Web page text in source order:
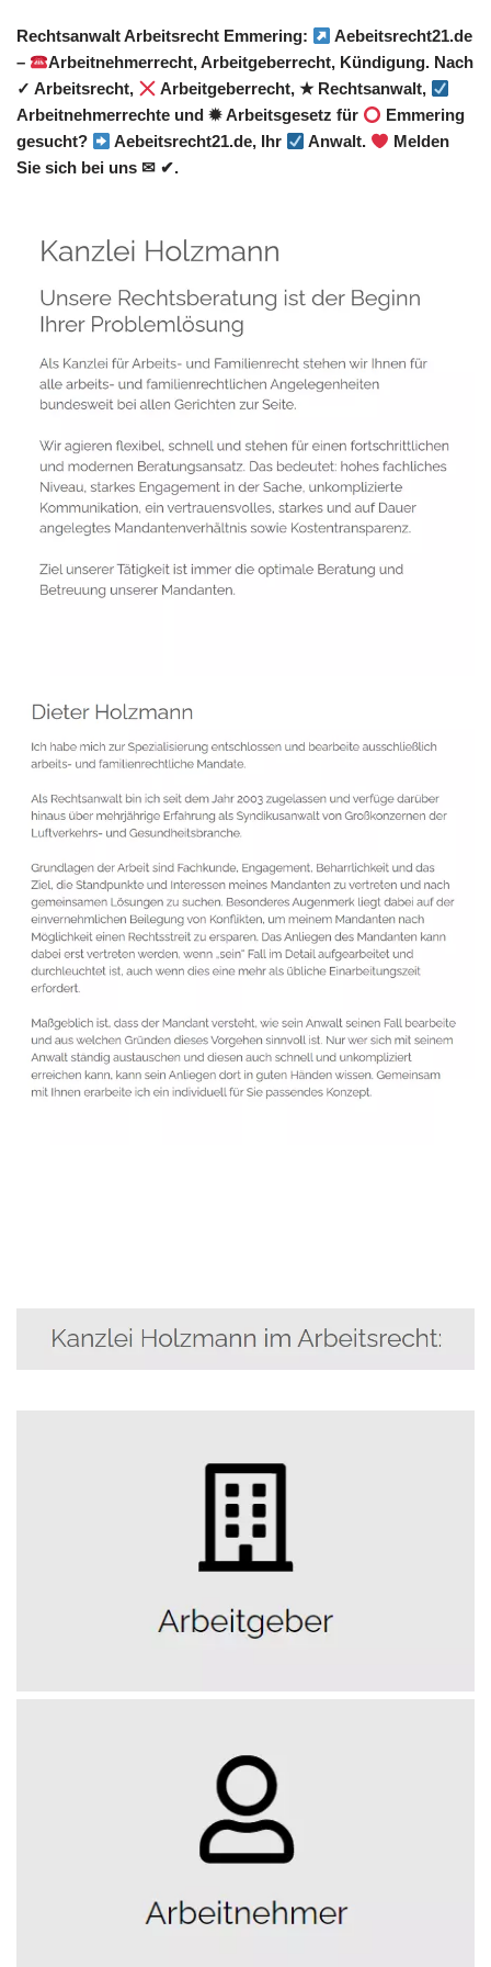
Rechtsanwalt Arbeitsrecht Emmering:
Aebeitsrecht21.de
–
Arbeitnehmerrecht, Arbeitgeberrecht, Kündigung. Nach
✓ Arbeitsrecht,
Arbeitgeberrecht, ★ Rechtsanwalt,
Arbeitnehmerrechte und ✹ Arbeitsgesetz für
Emmering
gesucht?
Aebeitsrecht21.de, Ihr Anwalt.
Melden
Sie sich bei uns ✉ ✔.